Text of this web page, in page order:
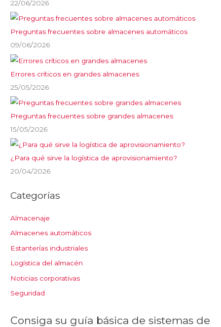
22/06/2026
Preguntas frecuentes sobre almacenes automáticos
09/06/2026
Errores críticos en grandes almacenes
25/05/2026
Preguntas frecuentes sobre grandes almacenes
15/05/2026
¿Para qué sirve la logística de aprovisionamiento?
20/04/2026
Categorías
Almacenaje
Almacenes automáticos
Estanterías industriales
Logística del almacén
Noticias corporativas
Seguridad
Consiga su guía básica de sistemas de